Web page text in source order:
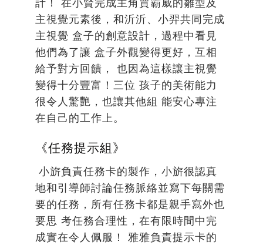
主視覺元素後，和沂沂、小羿共同完成
主視覺 盒子的創意設計，過程中看見
他們為了讓 盒子外觀變得更好，互相
給予對方回饋， 也因為這樣讓主視覺
變得十分豐富！三位 孩子的美術能力
很令人驚艷，也讓其他組 能安心專注
在自己的工作上。
《任務提示組》
小旂負責任務卡的製作，小旂很認真
地和引導師討論任務脈絡並寫下每關需
要的任務，所有任務卡都是親手寫外也
要思 考任務合理性，在有限時間中完
成實在令人佩服！ 雅雅負責提示卡的